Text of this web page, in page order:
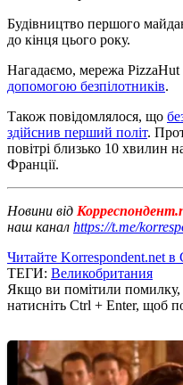
Будівництво першого
до кінця цього року.
Нагадаємо, мережа PizzaHut в
допомогою безпілотників.
Також повідомлялося, що
здійснив перший політ.
повітрі близько 10 хвилин
Франції.
Новини від
наш канал https://t.me/
Читайте Korrespondent.net в
ТЕГИ: Великобритания
Якщо ви помітили помилку,
натисніть Ctrl + Enter, щоб